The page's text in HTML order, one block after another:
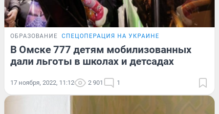
ОБРАЗОВАНИЕ СПЕЦОПЕРАЦИЯ НА УКРАИНЕ
В Омске 777 детям мобилизованных
дали льготы в школах и детсадах
17 ноября, 2022, 11:12 2 901 1